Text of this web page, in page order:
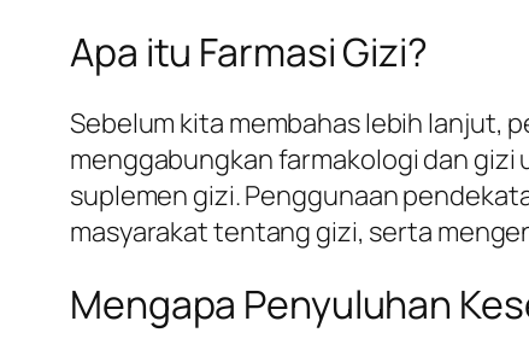
Apa itu Farmasi Gizi?
Sebelum kita membahas lebih lanjut,
menggabungkan farmakologi dan
suplemen gizi. Penggunaan
masyarakat tentang gizi, serta
Mengapa Penyuluhan